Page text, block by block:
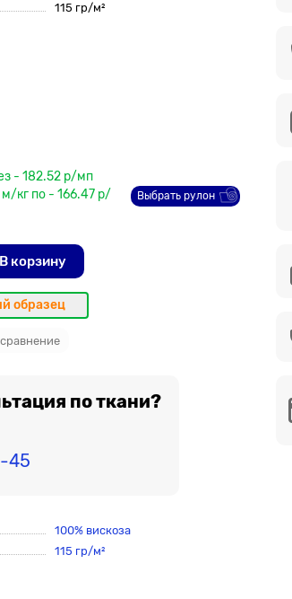
115 гр/м²
- 182.52 р/мп
кг по - 166.47 р/
Выбрать рулон
В корзину
образец
по ткани?
45
100% вискоза
115 гр/м²